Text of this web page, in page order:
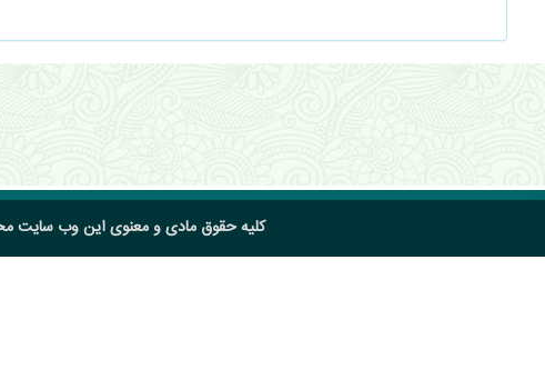
کلیه حقوق مادی و معنوی این وب سایت